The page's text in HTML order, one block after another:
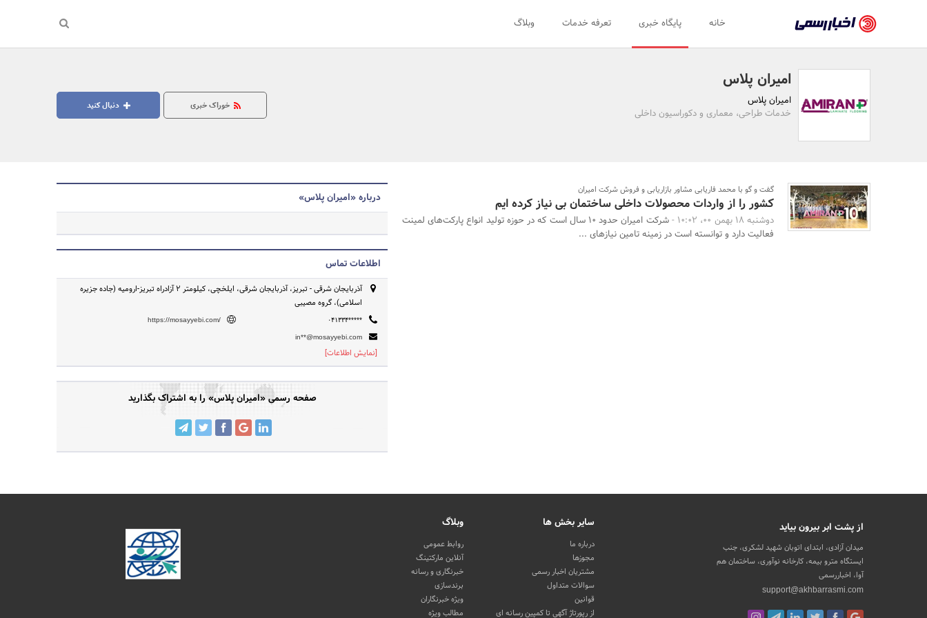
رسمی
-
اخبار
تایید
سازمان‌ها
و
روابط
خانه پایگاه خبری تعرفه خدمات وبلاگ
امیران پلاس
امیران پلاس
خدمات طراحی، معماری و دکوراسیون داخلی
دنبال کنید خوراک خبری
گفت و گو با محمد فاریابی مشاور بازاریابی و فروش شرکت امیران
کشور را از واردات محصولات داخلی ساختمان بی نیاز کرده ایم
دوشنبه 18 بهمن 00، 10:02 -
شرکت امیران حدود ۱۰ سال است که در حوزه تولید انواع پارکت‌های لمینت
فعالیت دارد و توانسته است در زمینه تامین نیازهای ...
درباره «امیران پلاس»
اطلاعات تماس
آذربایجان شرقی - تبریز، آذربایجان شرقی، ایلخچی، کیلومتر ۲ آزادراه تبریز-ارومیه (جاده جزیره
اسلامی)، گروه مصیبی
۰۴۱۳۳۴***** https://mosayyebi.com/
in**@mosayyebi.com
[نمایش اطلاعات]
صفحه رسمی «امیران پلاس» را به اشتراک بگذارید
از پشت ابر بیرون بیاید
میدان آزادی، ابتدای اتوبان شهید لشکری، جنب
ایستگاه مترو بیمه، کارخانه نوآوری، ساختمان هم
آوا، اخباررسمی
support@akhbarrasmi.com
سایر بخش ها
درباره ما
مجوزها
مشتریان اخبار رسمی
سوالات متداول
قوانین
از رپورتاژ آگهی تا کمپین رسانه ای
وبلاگ
روابط عمومی
آنلاین مارکتینگ
خبرنگاری و رسانه
برندسازی
ویژه خبرنگاران
مطالب ویژه